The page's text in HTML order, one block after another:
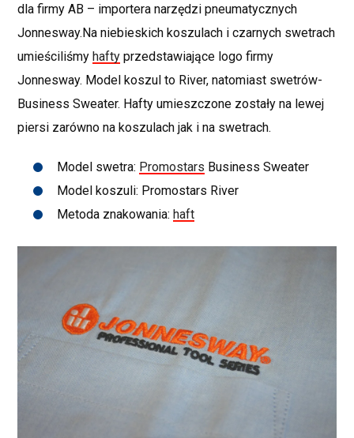
dla firmy AB – importera narzędzi pneumatycznych
Jonnesway.Na niebieskich koszulach i czarnych swetrach
umieściliśmy hafty przedstawiające logo firmy
Jonnesway. Model koszul to River, natomiast swetrów-
Business Sweater. Hafty umieszczone zostały na lewej
piersi zarówno na koszulach jak i na swetrach.
Model swetra: Promostars Business Sweater
Model koszuli: Promostars River
Metoda znakowania: haft